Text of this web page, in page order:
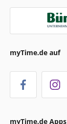
myTime.de auf
myTime.de Apps